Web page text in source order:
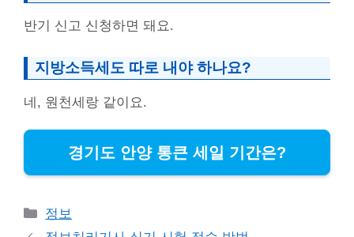
반기 신고 신청하면 돼요.
지방소득세도 따로 내야 하나요?
네, 원천세랑 같이요.
경기도 안양 통큰 세일 기간은?
Categories
정보